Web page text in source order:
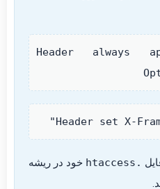
Header always
Header set X-
خود در ریشه